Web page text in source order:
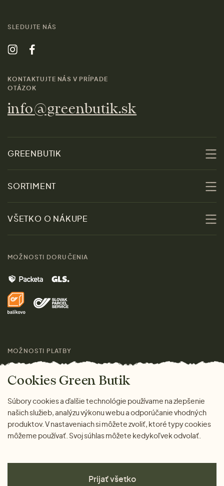
SLEDUJTE NÁS
KONTAKTUJTE NÁS V PRÍPADE
OTÁZOK
info@greenbutik.sk
GREENBUTIK
Udržateľnosť
Kontakt
Značky
Pre médiá
SORTIMENT
Zľavy
Ženy
Muži
Domov
Darčeky
VŠETKO O NÁKUPE
Doprava a platba
MOŽNOSTI DORUČENIA
MOŽNOSTI PLATBY
Cookies Green Butik
Súbory cookies a ďalšie technológie používame na zlepšenie
našich služieb, analýzu výkonu webu a odporúčanie vhodných
produktov. V nastaveniach si môžete zvoliť, ktoré typy cookies
môžeme používať. Svoj súhlas môžete kedykoľvek odvolať.
Prijať všetko